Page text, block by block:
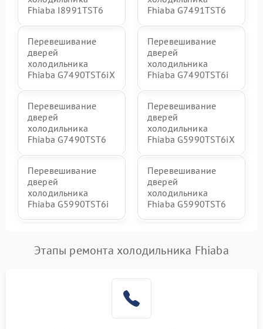
Fhiaba I8991TST6
Fhiaba G7491TST6
Перевешивание
дверей
холодильника
Fhiaba G7490TST6iX
Перевешивание
дверей
холодильника
Fhiaba G7490TST6i
Перевешивание
дверей
холодильника
Fhiaba G7490TST6
Перевешивание
дверей
холодильника
Fhiaba G5990TST6iX
Перевешивание
дверей
холодильника
Fhiaba G5990TST6i
Перевешивание
дверей
холодильника
Fhiaba G5990TST6
Этапы ремонта холодильника Fhiaba